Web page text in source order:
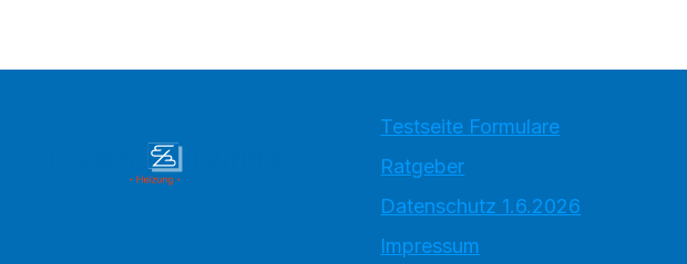
Testseite Formulare
Ratgeber
Datenschutz 1.6.2026
Impressum